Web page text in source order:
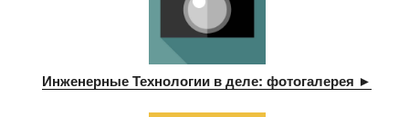
Инженерные Технологии в деле: фотогалерея ►